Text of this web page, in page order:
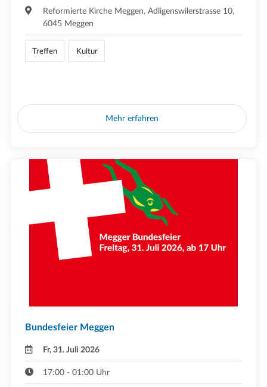
Reformierte Kirche Meggen, Adligenswilerstrasse 10,
6045 Meggen
Treffen Kultur
Mehr erfahren
Bundesfeier Meggen
Fr, 31. Juli 2026
17:00 - 01:00 Uhr